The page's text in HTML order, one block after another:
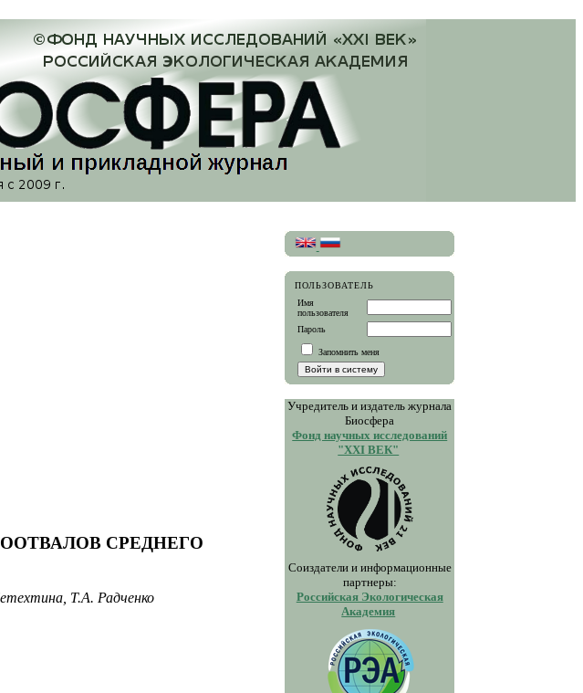
ПОЛЬЗОВАТЕЛЬ
Имя
пользователя
Пароль
Запомнить меня
Учредитель и издатель журнала
Биосфера
Фонд научных исследований
"XXI ВЕК"
Соиздатели и информационные
партнеры:
Российская Экологическая
Академия
СРЕДНЕГО
Т.А. Радченко